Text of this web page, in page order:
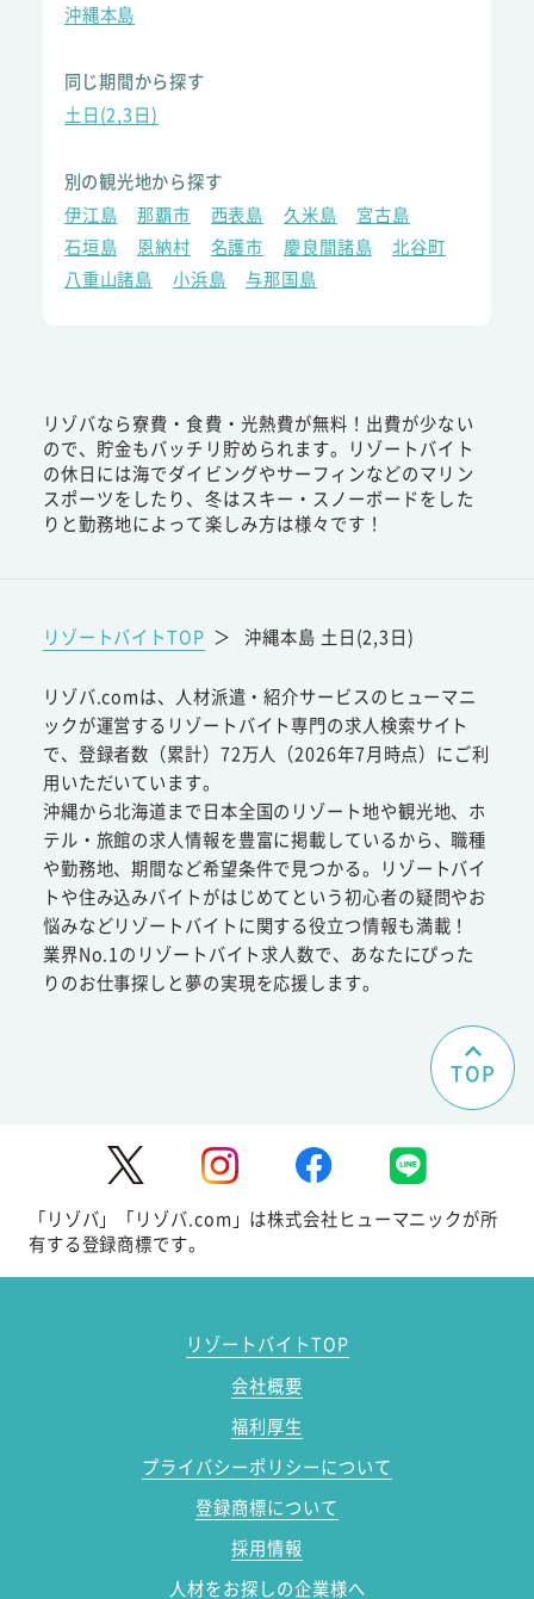
沖縄本島
同じ期間から探す
土日(2,3日)
別の観光地から探す
伊江島
那覇市 西表島 久米島
宮古島
石垣島
恩納村 名護市 慶良間諸島
北谷町
八重山諸島
小浜島 与那国島
リゾバなら寮費・食費・光熱費が無料！出費が少ない
ので、貯金もバッチリ貯められます。リゾートバイト
の休日には海でダイビングやサーフィンなどのマリン
スポーツをしたり、冬はスキー・スノーボードをした
りと勤務地によって楽しみ方は様々です！
リゾートバイトTOP ＞ 沖縄本島 土日(2,3日)
リゾバ.comは、人材派遣・紹介サービスのヒューマニ
ックが運営するリゾートバイト専門の求人検索サイト
で、登録者数（累計）72万人（2026年7月時点）にご利
用いただいています。
沖縄から北海道まで日本全国のリゾート地や観光地、ホ
テル・旅館の求人情報を豊富に掲載しているから、職種
や勤務地、期間など希望条件で見つかる。リゾートバイ
トや住み込みバイトがはじめてという初心者の疑問やお
悩みなどリゾートバイトに関する役立つ情報も満載！
業界No.1のリゾートバイト求人数で、あなたにぴった
りのお仕事探しと夢の実現を応援します。
TOP
「リゾバ」「リゾバ.com」は株式会社ヒューマニックが所
有する登録商標です。
リゾートバイトTOP
会社概要
福利厚生
プライバシーポリシーについて
登録商標について
採用情報
人材をお探しの企業様へ